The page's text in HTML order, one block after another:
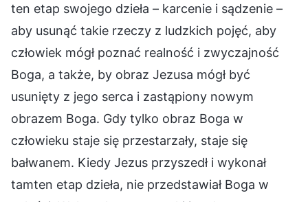
ten etap swojego dzieła – karcenie i sądzenie –
aby usunąć takie rzeczy z ludzkich pojęć, aby
człowiek mógł poznać realność i zwyczajność
Boga, a także, by obraz Jezusa mógł być
usunięty z jego serca i zastąpiony nowym
obrazem Boga. Gdy tylko obraz Boga w
człowieku staje się przestarzały, staje się
bałwanem. Kiedy Jezus przyszedł i wykonał
tamten etap dzieła, nie przedstawiał Boga w